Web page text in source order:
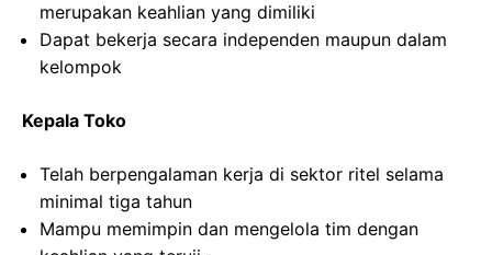
merupakan keahlian yang dimiliki
Dapat bekerja secara independen maupun dalam
kelompok
Kepala Toko
Telah berpengalaman kerja di sektor ritel selama
minimal tiga tahun
Mampu memimpin dan mengelola tim dengan